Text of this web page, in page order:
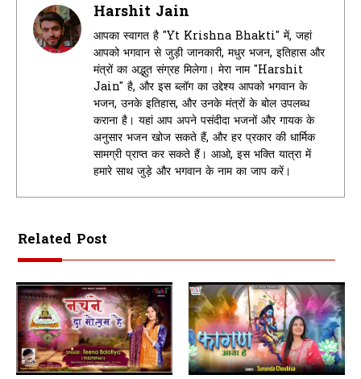
Harshit Jain
आपका स्वागत है "Yt Krishna Bhakti" में, जहां
आपको भगवान से जुड़ी जानकारी, मधुर भजन, इतिहास और
मंत्रों का अद्भुत संग्रह मिलेगा। मेरा नाम "Harshit
Jain" है, और इस ब्लॉग का उद्देश्य आपको भगवान के
भजन, उनके इतिहास, और उनके मंत्रों के बोल उपलब्ध
कराना है। यहां आप अपने पसंदीदा भजनों और गायक के
अनुसार भजन खोज सकते हैं, और हर प्रकार की धार्मिक
सामग्री प्राप्त कर सकते हैं। आओ, इस भक्ति यात्रा में
हमारे साथ जुड़े और भगवान के नाम का जाप करें।
Related Post